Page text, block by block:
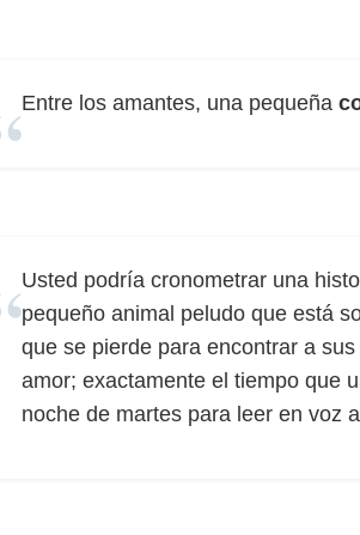
Entre los amantes, una pequeña
Usted podría cronometrar una
pequeño animal peludo que está
que se pierde para encontrar a
amor; exactamente el tiempo que
noche de martes para leer en voz